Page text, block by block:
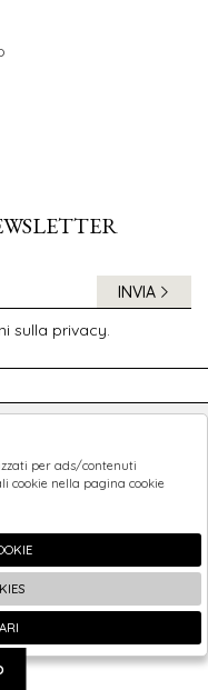
sulla privacy.
INVIA
per ads/contenuti
cookie nella pagina cookie